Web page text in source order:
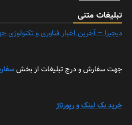
تبلیغات متنی
دیجیزا – آخرین اخبار فناوری و تکنولوژی
جهت سفارش و درج تبلیغات از بخش
خرید بک لینک و رپورتاژ